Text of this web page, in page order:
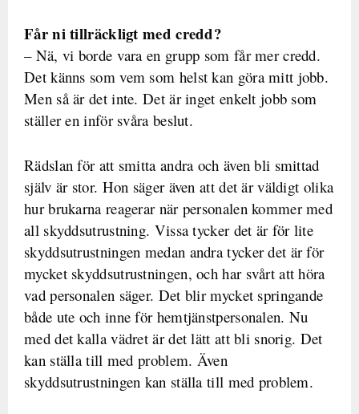
Får ni tillräckligt med credd?
– Nä, vi borde vara en grupp som får mer credd.
Det känns som vem som helst kan göra mitt jobb.
Men så är det inte. Det är inget enkelt jobb som
ställer en inför svåra beslut.
Rädslan för att smitta andra och även bli smittad
själv är stor. Hon säger även att det är väldigt olika
hur brukarna reagerar när personalen kommer med
all skyddsutrustning. Vissa tycker det är för lite
skyddsutrustningen medan andra tycker det är för
mycket skyddsutrustningen, och har svårt att höra
vad personalen säger. Det blir mycket springande
både ute och inne för hemtjänstpersonalen. Nu
med det kalla vädret är det lätt att bli snorig. Det
kan ställa till med problem. Även
skyddsutrustningen kan ställa till med problem.